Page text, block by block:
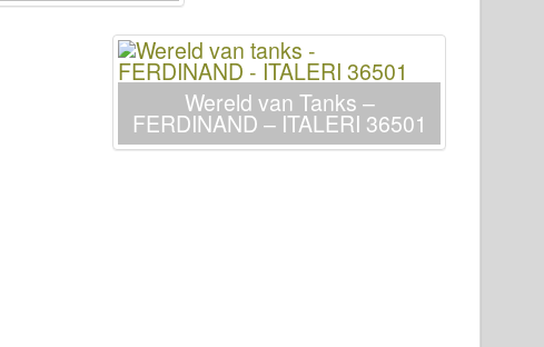
Wereld van Tanks –
FERDINAND – ITALERI 36501